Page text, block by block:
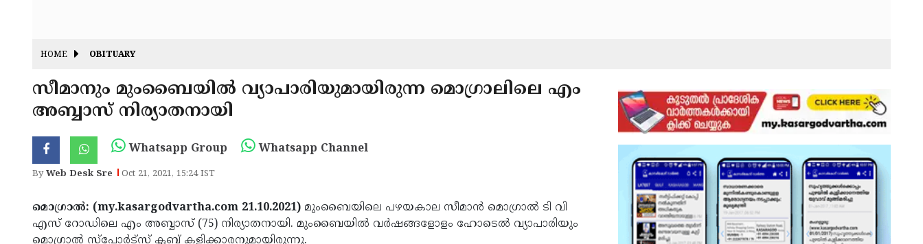
HOME OBITUARY
സീമാനും മുംബൈയിൽ വ്യാപാരിയുമായിരുന്ന മൊഗ്രാലിലെ എം
അബ്ബാസ് നിര്യാതനായി
Whatsapp Group Whatsapp Channel
ByWeb Desk Sre Oct 21, 2021, 15:24 IST
മൊഗ്രാൽ: (my.kasargodvartha.com 21.10.2021) മുംബൈയിലെ പഴയകാല സീമാൻ മൊഗ്രാൽ ടി വി
എസ് റോഡിലെ എം അബ്ബാസ് (75) നിര്യാതനായി. മുംബൈയിൽ വർഷങ്ങളോളം ഹോടെൽ വ്യാപാരിയും
മൊഗ്രാൽ സ്പോർട്സ് ക്ലബ്‌ കളിക്കാരനുമായിരുന്നു.